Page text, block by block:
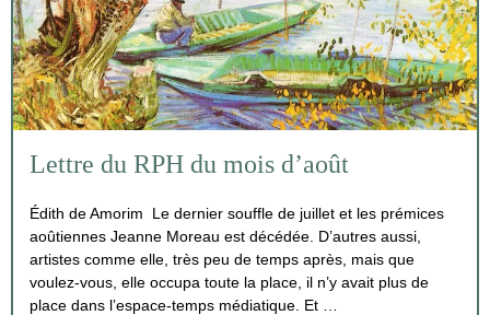
Lettre du RPH du mois d’août
Édith de Amorim Le dernier souffle de juillet et les prémices
aoûtiennes Jeanne Moreau est décédée. D’autres aussi,
artistes comme elle, très peu de temps après, mais que
voulez-vous, elle occupa toute la place, il n’y avait plus de
place dans l’espace-temps médiatique. Et …